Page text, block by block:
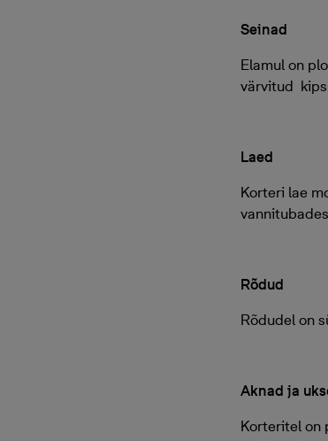
Seinad
Elamul on
värvitud
Laed
Korteri lae
Rõdud
Rõdudel on
Aknad ja
Korteritel on